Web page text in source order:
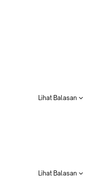
Lihat Balasan
Lihat Balasan